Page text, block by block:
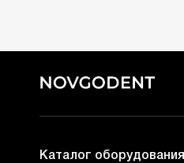
Каталог оборудования